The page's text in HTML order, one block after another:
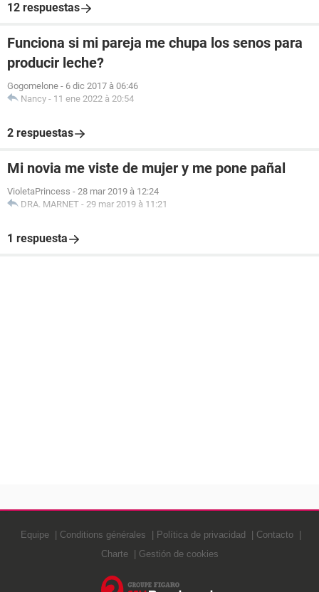
12 respuestas
Funciona si mi pareja me chupa los senos para
producir leche?
Gogomelone - 6 dic 2017 à 06:46
Nancy - 11 ene 2022 à 20:54
2 respuestas
Mi novia me viste de mujer y me pone pañal
VioletaPrincess - 28 mar 2019 à 12:24
DRA. MARNET - 29 mar 2019 à 11:21
1 respuesta
Equipe Conditions générales Política de privacidad
Contacto
Charte
Gestión de cookies